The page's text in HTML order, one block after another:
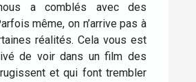
a comblés avec des
même, on n’arrive pas à
réalités. Cela vous est
de voir dans un film des
et qui font trembler